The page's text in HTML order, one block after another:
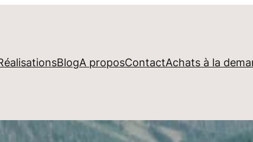
BlogA proposContactAchats à la